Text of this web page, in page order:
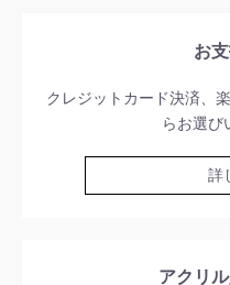
お
クレジットカード決済、
らお選び
詳
アクリ